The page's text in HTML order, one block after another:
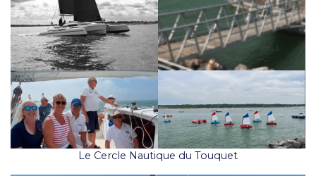
Le Cercle Nautique du Touquet